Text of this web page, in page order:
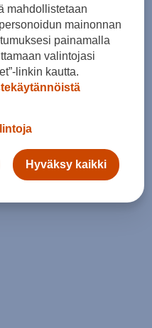
mahdollistetaan
mainonnan
painamalla
valintojasi
linkin kautta.
Hyväksy kaikki